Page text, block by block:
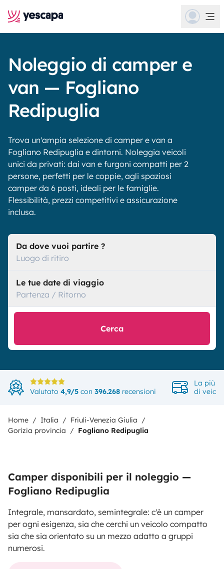
Noleggio di camper e
van — Fogliano
Redipuglia
Trova un'ampia selezione di camper e van a
Fogliano Redipuglia e dintorni. Noleggia veicoli
unici da privati: dai van e furgoni compatti per 2
persone, perfetti per le coppie, agli spaziosi
camper da 6 posti, ideali per le famiglie.
Flessibilità, prezzi competitivi e assicurazione
inclusa.
Da dove vuoi partire ?
Luogo di ritiro
Le tue date di viaggio
Partenza / Ritorno
Cerca
Valutato 4,9/5 con 396.268 recensioni
La più
di
Home Italia
Friuli-Venezia Giulia
Gorizia provincia
Fogliano Redipuglia
Camper disponibili per il noleggio —
Fogliano Redipuglia
Integrale, mansardato, semintegrale: c'è un camper
per ogni esigenza, sia che cerchi un veicolo compatto
sia che sia orientato su un mezzo adatto a gruppi
numerosi.